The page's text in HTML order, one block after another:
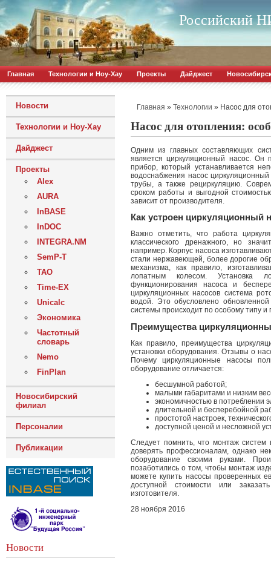
Российский
Главная Технологии и Ноу-Хау Проекты Дайджест
Новости
Технологии и Ноу-Хау
Дайджест
Проекты
Alex
AURA
InBASE
InDOC
INTEGRA.NM
SemP-T
ТАО
Time-EX
Unicalc
Экономика
Частотный
словарь
Nemo
FinPlan
Новосибирский
филиал
Персоналии
Публикации
Новости
Главная » Технологии » Насос для
Насос для отопления:
Одним из главных составляющих
является циркуляционный насос. Он
прибор, который устанавливается
водоснабжения насос
трубы, а также рециркуляцию.
сроком работы и выгодной
зависит от производителя.
Как устроен циркуляционный
Важно отметить, что работа
классического дренажного, но
например. Корпус насоса
стали нержавеющей, более дорогие
механизма, как правило,
лопатным колесом. Установка
функционирования насоса и
циркуляционных насосов система
водой. Это обусловлено
системы происходит по особому типу и
Преимущества
Как правило, преимущества
установки оборудования. Отзывы о
Почему циркуляционные насосы
оборудование отличается:
бесшумной работой;
малыми габаритами и низким
экономичностью в потреблении
длительной и бесперебойной
простотой настроек,
доступной ценой и несложной
Следует помнить, что монтаж систем
доверять профессионалам, однако
оборудование своими руками.
позаботились о том, чтобы монтаж
можете купить насосы проверенных
доступной стоимости или
изготовителя.
28 ноября 2016